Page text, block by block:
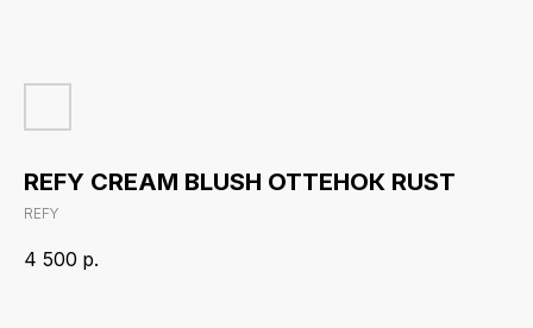
REFY CREAM BLUSH ОТТЕНОК RUST
REFY
4 500 р.